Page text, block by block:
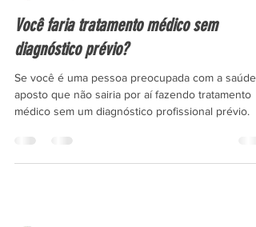
Você faria tratamento médico sem
diagnóstico prévio?
Se você é uma pessoa preocupada com a saúde,
aposto que não sairia por aí fazendo tratamento
médico sem um diagnóstico profissional prévio.